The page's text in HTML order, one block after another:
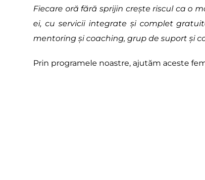
Fiecare oră fără sprijin crește riscul ca o
ei, cu servicii integrate și complet
mentoring și coaching, grup de suport și
Prin programele noastre, ajutăm aceste